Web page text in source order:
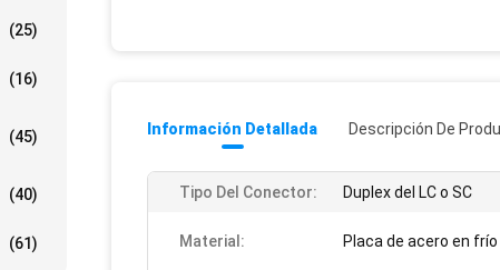
(25)
(16)
(45)
(40)
(61)
Información Detallada Descripción De
Tipo Del Conector: Duplex del LC o SC
Material: Placa de acero en frío